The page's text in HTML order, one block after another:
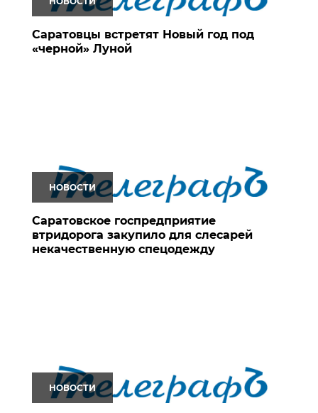
Саратовцы встретят Новый год под
«черной» Луной
НОВОСТИ
Саратовское госпредприятие
втридорога закупило для слесарей
некачественную спецодежду
НОВОСТИ